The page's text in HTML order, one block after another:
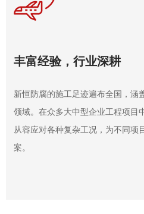
丰富经验，行业深耕
新恒防腐的施工足迹遍布全国，涵
领域。在众多大中型企业工程项目
从容应对各种复杂工况，为不同项
案。​